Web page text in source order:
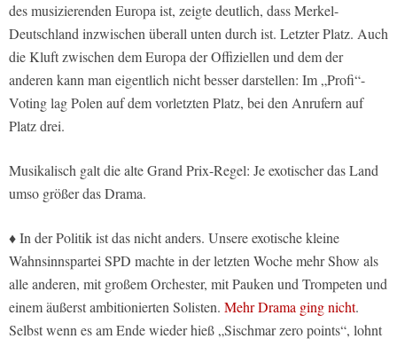
des musizierenden Europa ist, zeigte deutlich, dass Merkel-
Deutschland inzwischen überall unten durch ist. Letzter Platz. Auch
die Kluft zwischen dem Europa der Offiziellen und dem der
anderen kann man eigentlich nicht besser darstellen: Im „Profi“-
Voting lag Polen auf dem vorletzten Platz, bei den Anrufern auf
Platz drei.
Musikalisch galt die alte Grand Prix-Regel: Je exotischer das Land
umso größer das Drama.
♦ In der Politik ist das nicht anders. Unsere exotische kleine
Wahnsinnspartei SPD machte in der letzten Woche mehr Show als
alle anderen, mit großem Orchester, mit Pauken und Trompeten und
einem äußerst ambitionierten Solisten. Mehr Drama ging nicht.
Selbst wenn es am Ende wieder hieß „Sischmar zero points“, lohnt